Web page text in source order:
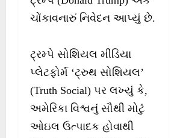
ચોંકાવનારું નિવેદન આપ્યું છે.
ટ્રમ્પે સોશિયલ મીડિયા
પ્લેટફોર્મ ‘ટ્રુથ સોશિયલ’
(Truth Social) પર લખ્યું કે,
અમેરિકા વિશ્વનું સૌથી મોટું
ઓઇલ ઉત્પાદક હોવાથી